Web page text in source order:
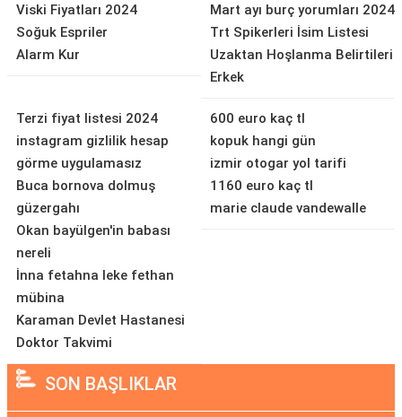
Viski Fiyatları 2024
Soğuk Espriler
Alarm Kur
Mart ayı burç yorumları 2024
Trt Spikerleri İsim Listesi
Uzaktan Hoşlanma Belirtileri
Erkek
Terzi fiyat listesi 2024
instagram gizlilik hesap
görme uygulamasız
Buca bornova dolmuş
güzergahı
Okan bayülgen'in babası
nereli
İnna fetahna leke fethan
mübina
Karaman Devlet Hastanesi
Doktor Takvimi
600 euro kaç tl
kopuk hangi gün
izmir otogar yol tarifi
1160 euro kaç tl
marie claude vandewalle
SON BAŞLIKLAR